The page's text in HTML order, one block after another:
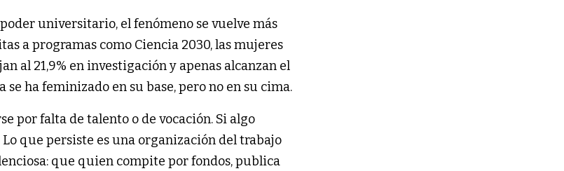
universitario, el fenómeno se vuelve más
a programas como Ciencia 2030, las mujeres
al 21,9% en investigación y apenas alcanzan el
ha feminizado en su base, pero no en su cima.
por falta de talento o de vocación. Si algo
que persiste es una organización del trabajo
que quien compite por fondos, publica